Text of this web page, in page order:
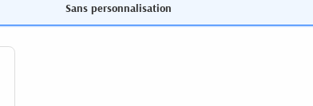
Sans personnalisation